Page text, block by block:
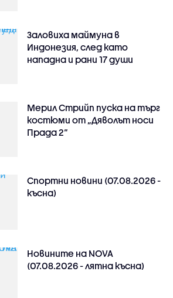
Заловиха маймуна в
Индонезия, след като
нападна и рани 17 души
Мерил Стрийп пуска на търг
костюми от „Дяволът носи
Прада 2“
Спортни новини (07.08.2026 -
късна)
Новините на NOVA
(07.08.2026 - лятна късна)